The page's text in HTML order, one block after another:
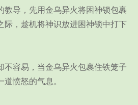
导，先用金乌异火将困神锁包裹
际，趁机将神识放进困神锁中打下
容易，当金乌异火包裹住铁笼子
愤怒的气息。